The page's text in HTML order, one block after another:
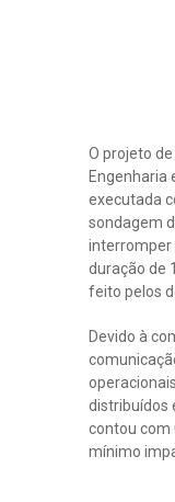
O projeto
Engenharia
executada
sondagem
interromper
duração de
feito pelos
Devido à
distribuídos
contou com
mínimo